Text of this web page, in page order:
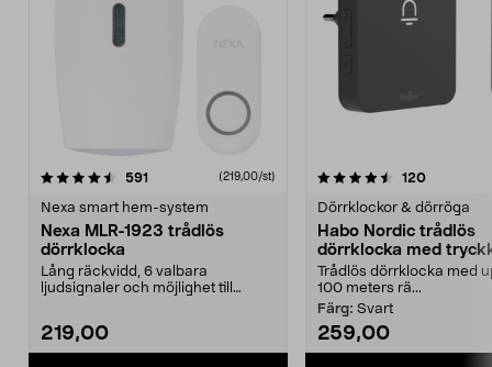
591 recensioner(219,00/st)
Nexa smart hem-system
Nexa MLR-1923 trådlös
dörrklocka
Lång räckvidd, 6 valbara
ljudsignaler och möjlighet till
219,00
4.5 av 5 stjärnor 120
Dörrklockor & dörröga
Habo Nordic trådlös
dörrklocka med
Trådlös dörrklocka med
100 meters rä...
Färg: Svart
259,00
2.0 av 5 stjärnor